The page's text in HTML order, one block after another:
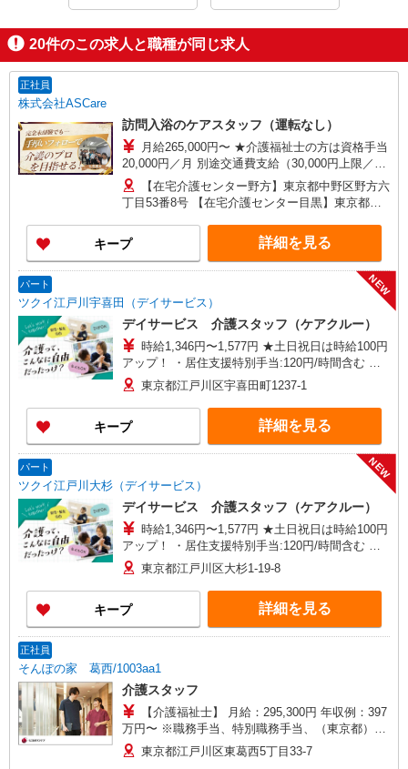
20件のこの求人と職種が同じ求人
正社員
株式会社ASCare
訪問入浴のケアスタッフ（運転なし）
月給265,000円〜 ★介護福祉士の方は資格手当
20,000円／月 別途交通費支給（30,000円上限／
月） 別途残業手当（月平均残業時間15時間）残業
代全額支給
【在宅介護センター野方】東京都中野区野方六
丁目53番8号 【在宅介護センター目黒】東京都目
【在宅介護センター小岩】東京都江戸川区西小岩
四丁目14-6 メゾン司1階1F号室 【在宅介護セン
ター西東京】東京都西東京市西原町一丁目4-6 サ
ンハイツ101号室 【在宅介護センター石神井】東
京都練馬区石神井町三丁目18-4 ユービル102号
【在宅介護センター大田】東京都大田区蒲田二丁
目19-8
キープ 詳細を見る
パート
ツクイ江戸川宇喜田（デイサービス）
NEW
デイサービス 介護スタッフ（ケアクルー）
時給1,346円〜1,577円 ★土日祝日は時給100円
アップ！ ・居住支援特別手当:120円/時間含む ※
給与幅は資格・経験等による
東京都江戸川区宇喜田町1237-1
キープ 詳細を見る
パート
ツクイ江戸川大杉（デイサービス）
NEW
デイサービス 介護スタッフ（ケアクルー）
時給1,346円〜1,577円 ★土日祝日は時給100円
アップ！ ・居住支援特別手当:120円/時間含む ※
給与幅は資格・経験等による
東京都江戸川区大杉1-19-8
キープ 詳細を見る
正社員
そんぽの家 葛西/1003aa1
介護スタッフ
【介護福祉士】 月給：295,300円 年収例：397
万円〜 ※職務手当、特別職務手当、（東京都）居
住支援特別手当、働きがい向上手当、日祝手当
（月平均2回分）、夜勤手当（月平均5回分）等、
東京都江戸川区東葛西5丁目33-7